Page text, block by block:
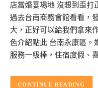
店當婚宴場地 沒想到歪打
過去台南商務會館看看，
大，正好可以給我們拿來
色介紹點此 台南永康區。
服務一級棒，住宿度假、
CONTINUE READING